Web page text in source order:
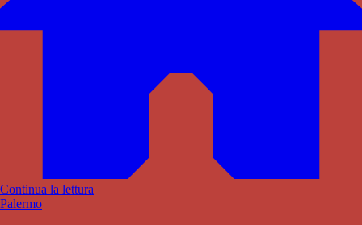
Continua la lettura
Palermo